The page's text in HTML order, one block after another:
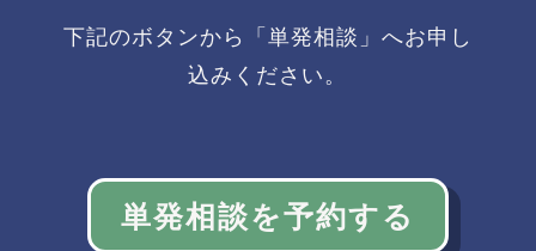
下記のボタンから「単発相談」へお申し
込みください。
単発相談を予約する